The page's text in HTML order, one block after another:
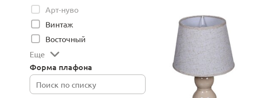
Арт-нуво
Винтаж
Восточный
Еще
Форма плафона